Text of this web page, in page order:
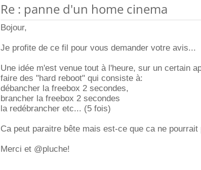
Re : panne d'un home cinema
Bojour,
Je profite de ce fil pour vous demander votre avis...
Une idée m'est venue tout à l'heure, sur un certain
faire des "hard reboot" qui consiste à:
débancher la freebox 2 secondes,
brancher la freebox 2 secondes
la redébrancher etc... (5 fois)
Ca peut paraitre bête mais est-ce que ca ne
Merci et @pluche!